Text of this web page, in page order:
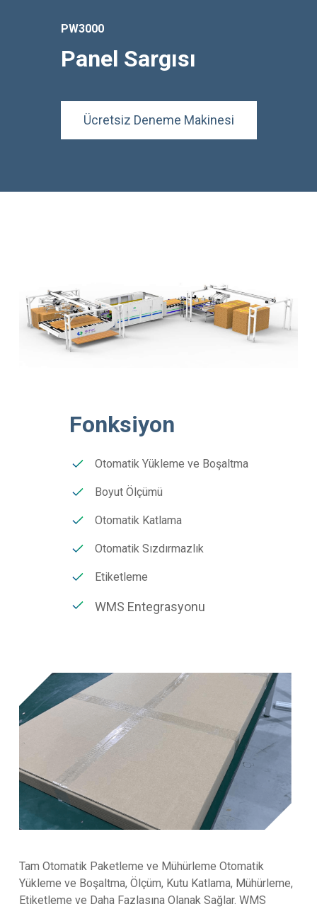
PW3000
Panel Sargısı
Ücretsiz Deneme Makinesi
Fonksiyon
Otomatik Yükleme ve Boşaltma
Boyut Ölçümü
Otomatik Katlama
Otomatik Sızdırmazlık
Etiketleme
WMS Entegrasyonu
Tam Otomatik Paketleme ve Mühürleme Otomatik
Yükleme ve Boşaltma, Ölçüm, Kutu Katlama, Mühürleme,
Etiketleme ve Daha Fazlasına Olanak Sağlar. WMS